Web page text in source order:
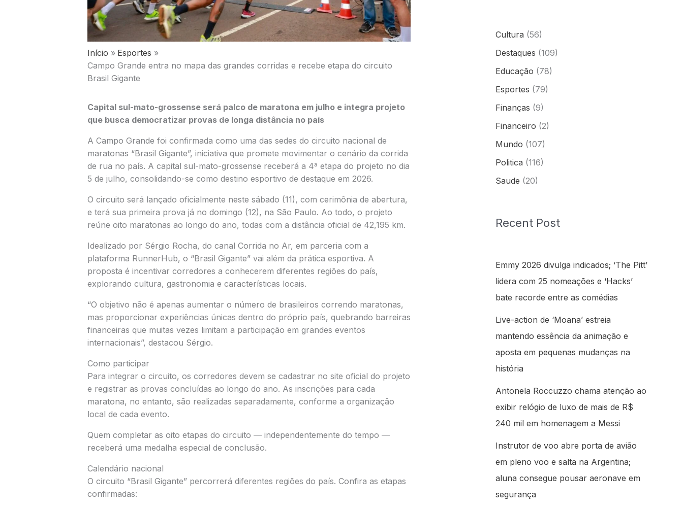
Início
Esportes
Campo Grande entra no mapa das grandes corridas e recebe etapa do circuito
Brasil Gigante
Capital sul-mato-grossense será palco de maratona em julho e integra projeto
que busca democratizar provas de longa distância no país
A Campo Grande foi confirmada como uma das sedes do circuito nacional de
maratonas “Brasil Gigante”, iniciativa que promete movimentar o cenário da corrida
de rua no país. A capital sul-mato-grossense receberá a 4ª etapa do projeto no dia
5 de julho, consolidando-se como destino esportivo de destaque em 2026.
O circuito será lançado oficialmente neste sábado (11), com cerimônia de abertura,
e terá sua primeira prova já no domingo (12), na São Paulo. Ao todo, o projeto
reúne oito maratonas ao longo do ano, todas com a distância oficial de 42,195 km.
Idealizado por Sérgio Rocha, do canal Corrida no Ar, em parceria com a
plataforma RunnerHub, o “Brasil Gigante” vai além da prática esportiva. A
proposta é incentivar corredores a conhecerem diferentes regiões do país,
explorando cultura, gastronomia e características locais.
“O objetivo não é apenas aumentar o número de brasileiros correndo maratonas,
mas proporcionar experiências únicas dentro do próprio país, quebrando barreiras
financeiras que muitas vezes limitam a participação em grandes eventos
internacionais”, destacou Sérgio.
Como participar
Para integrar o circuito, os corredores devem se cadastrar no site oficial do projeto
e registrar as provas concluídas ao longo do ano. As inscrições para cada
maratona, no entanto, são realizadas separadamente, conforme a organização
local de cada evento.
Quem completar as oito etapas do circuito — independentemente do tempo —
receberá uma medalha especial de conclusão.
Calendário nacional
O circuito “Brasil Gigante” percorrerá diferentes regiões do país. Confira as etapas
confirmadas:
Cultura (56)
Destaques (109)
Educação (78)
Esportes (79)
Finanças (9)
Financeiro (2)
Mundo (107)
Politica (116)
Saude (20)
Recent Post
Emmy 2026 divulga indicados; ‘The Pitt’
lidera com 25 nomeações e ‘Hacks’
bate recorde entre as comédias
Live-action de ‘Moana’ estreia
mantendo essência da animação e
aposta em pequenas mudanças na
história
Antonela Roccuzzo chama atenção ao
exibir relógio de luxo de mais de R$
240 mil em homenagem a Messi
Instrutor de voo abre porta de avião
em pleno voo e salta na Argentina;
aluna consegue pousar aeronave em
segurança